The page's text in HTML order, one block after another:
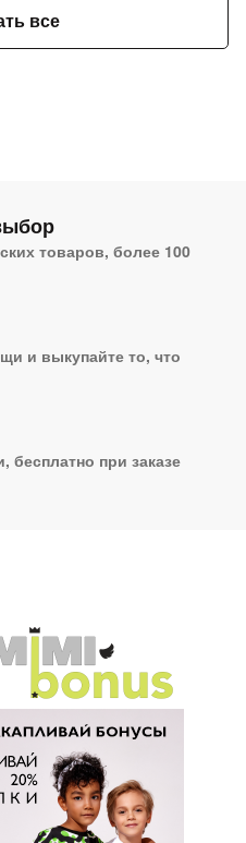
все
товаров, более 100
и выкупайте то, что
бесплатно при заказе